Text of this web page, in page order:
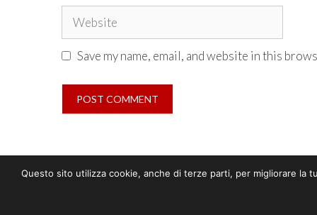
Website
Save my name, email, and website in this
Questo sito utilizza cookie, anche di terze parti, per migliorare la